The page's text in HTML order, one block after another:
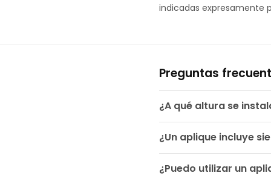
indicadas expresamente
Preguntas
¿A qué altura se
¿Un aplique incluye
¿Puedo utilizar un